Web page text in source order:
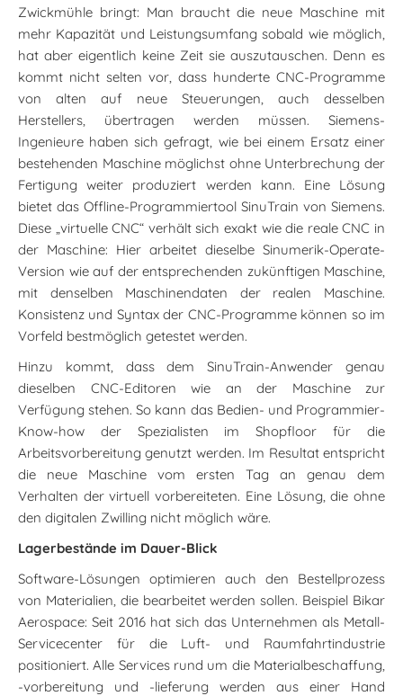
Zwickmühle bringt: Man braucht die neue Maschine mit
mehr Kapazität und Leistungsumfang sobald wie möglich,
hat aber eigentlich keine Zeit sie auszutauschen. Denn es
kommt nicht selten vor, dass hunderte CNC-Programme
von alten auf neue Steuerungen, auch desselben
Herstellers, übertragen werden müssen. Siemens-
Ingenieure haben sich gefragt, wie bei einem Ersatz einer
bestehenden Maschine möglichst ohne Unterbrechung der
Fertigung weiter produziert werden kann. Eine Lösung
bietet das Offline-Programmiertool SinuTrain von Siemens.
Diese „virtuelle CNC“ verhält sich exakt wie die reale CNC in
der Maschine: Hier arbeitet dieselbe Sinumerik-Operate-
Version wie auf der entsprechenden zukünftigen Maschine,
mit denselben Maschinendaten der realen Maschine.
Konsistenz und Syntax der CNC-Programme können so im
Vorfeld bestmöglich getestet werden.
Hinzu kommt, dass dem SinuTrain-Anwender genau
dieselben CNC-Editoren wie an der Maschine zur
Verfügung stehen. So kann das Bedien- und Programmier-
Know-how der Spezialisten im Shopfloor für die
Arbeitsvorbereitung genutzt werden. Im Resultat entspricht
die neue Maschine vom ersten Tag an genau dem
Verhalten der virtuell vorbereiteten. Eine Lösung, die ohne
den digitalen Zwilling nicht möglich wäre.
Lagerbestände im Dauer-Blick
Software-Lösungen optimieren auch den Bestellprozess
von Materialien, die bearbeitet werden sollen. Beispiel Bikar
Aerospace: Seit 2016 hat sich das Unternehmen als Metall-
Servicecenter für die Luft- und Raumfahrtindustrie
positioniert. Alle Services rund um die Materialbeschaffung,
-vorbereitung und -lieferung werden aus einer Hand